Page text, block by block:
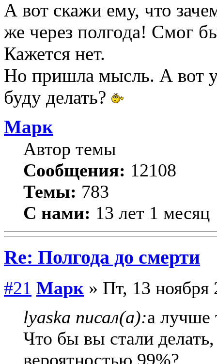
А вот скажи ему, что
же через полгода! Смог
Кажется нет.
Но пришла мысль. А вот
буду делать?
Марк
Автор темы
Сообщения: 12108
Темы: 783
С нами: 13 лет 1 месяц
Re: Полгода до смерти
#21 Марк » Пт, 13 ноября
lyaska писал(а):а лучше
Что бы вы стали
вероятностью 99%?